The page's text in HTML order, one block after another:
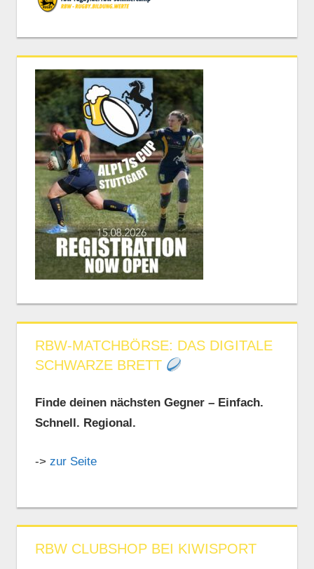
RBW-MATCHBÖRSE: DAS DIGITALE
SCHWARZE BRETT
Finde deinen nächsten Gegner – Einfach.
Schnell. Regional.
-> zur Seite
RBW CLUBSHOP BEI KIWISPORT